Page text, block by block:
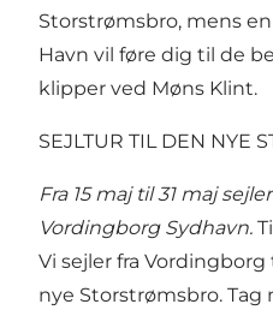
Storstrømsbro, mens
Havn vil føre dig til de
klipper ved Møns Klint.
SEJLTUR TIL DEN NYE
Fra 15 maj til 31 maj
Vordingborg Sydhavn.
Vi sejler fra
nye Storstrømsbro. Tag